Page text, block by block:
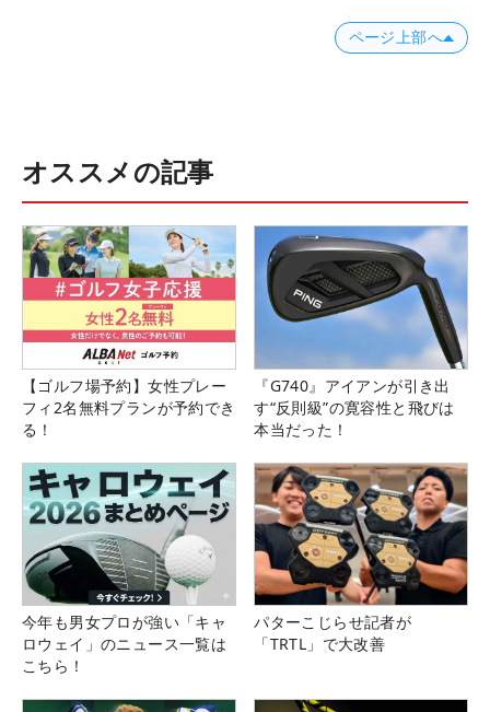
ページ上部へ
オススメの記事
【ゴルフ場予約】女性プレー
フィ2名無料プランが予約でき
る！
『G740』アイアンが引き出
す“反則級”の寛容性と飛びは
本当だった！
今年も男女プロが強い「キャ
ロウェイ」のニュース一覧は
こちら！
パターこじらせ記者が
「TRTL」で大改善